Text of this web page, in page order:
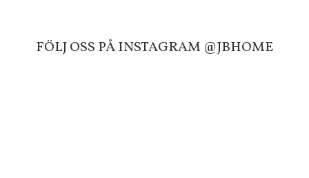
FÖLJ OSS PÅ INSTAGRAM @JBHOME